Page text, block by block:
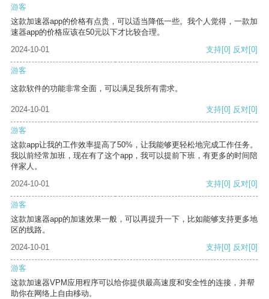
游客
这款加速器app的价格有点贵，可以适当降低一些。我个人觉得，一款加
速器app的价格应该在50元以下才比较合理。
2024-10-01
支持[0] 反对[0]
游客
这款软件的功能非常全面，可以满足我所有需求。
2024-10-01 支持[0] 反对[0]
游客
这款app让我的工作效率提高了50%，让我能够更轻松地完成工作任务。
我以前经常加班，现在有了这个app，我可以提前下班，有更多的时间陪
伴家人。
2024-10-01
支持[0] 反对[0]
游客
这款加速器app的加速效果一般，可以再提升一下，比如能够支持更多地
区的线路。
2024-10-01
支持[0] 反对[0]
游客
这款加速器VPM应用程序可以给你提供最高速度和安全性的连接，并帮
助你在网络上自由移动。